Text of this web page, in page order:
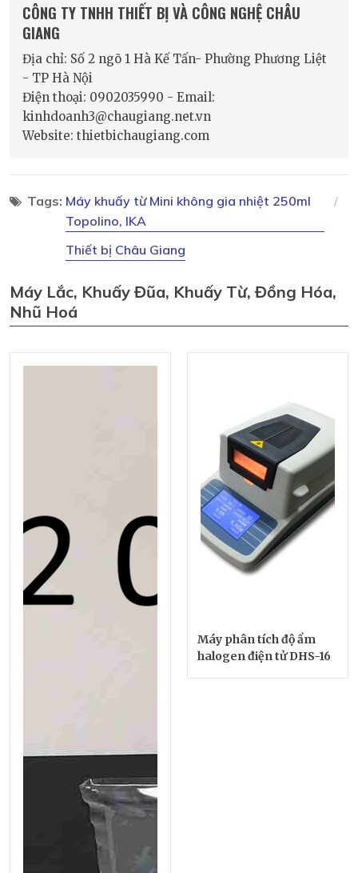
CÔNG TY TNHH THIẾT BỊ VÀ CÔNG NGHỆ CHÂU
GIANG
Địa chỉ: Số 2 ngõ 1 Hà Kế Tấn- Phường Phương Liệt
- TP Hà Nội
Điện thoại: 0902035990 - Email:
kinhdoanh3@chaugiang.net.vn
Website: thietbichaugiang.com
Tags: Máy khuấy từ Mini không gia nhiệt 250ml
Topolino, IKA
Thiết bị Châu Giang
Máy Lắc, Khuấy Đũa, Khuấy Từ, Đồng Hóa,
Nhũ Hoá
Máy phân tích độ ẩm
halogen điện tử DHS-16